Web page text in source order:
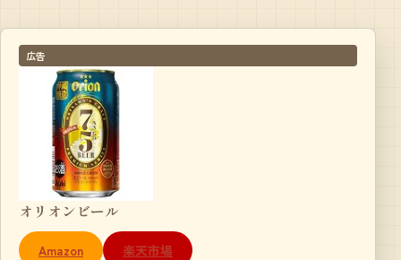
広告
オリオンビール
Amazon 楽天市場